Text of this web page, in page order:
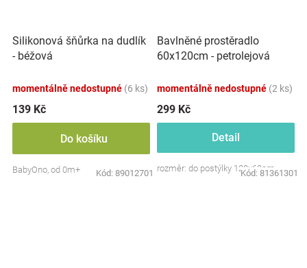
Silikonová šňůrka na dudlík
- béžová
momentálně nedostupné (6 ks)
139 Kč
Do košíku
BabyOno, od 0m+ Kód: 89012701
Bavlněné prostěradlo
60x120cm - petrolejová
momentálně nedostupné (2 ks)
299 Kč
Detail
rozměr: do postýlky 120x60cm
Kód: 81361301